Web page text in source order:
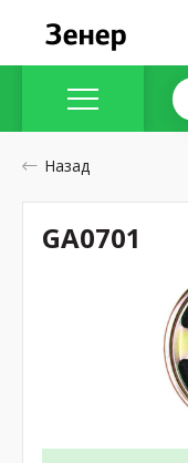
Назад
GA0701